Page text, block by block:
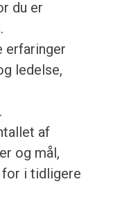
du er
erfaringer
ledelse,
af
og mål,
for i tidligere